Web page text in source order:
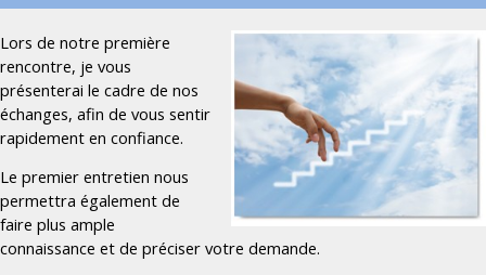
Lors de notre première
rencontre, je vous
présenterai le cadre de nos
échanges, afin de vous sentir
rapidement en confiance.
Le premier entretien nous
permettra également de
faire plus ample
connaissance et de préciser votre demande.